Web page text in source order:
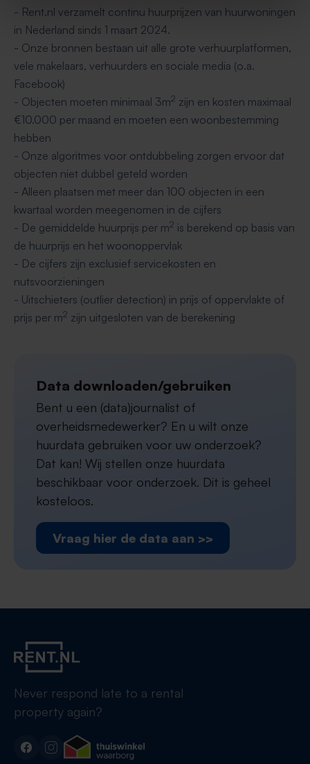
- Rent.nl verzamelt continu huurprijzen van huurwoningen
in Nederland sinds 1 maart 2024.
- Onze bronnen bestaan uit alle grote verhuurplatformen,
vele makelaars, verhuurders en sociale media (o.a.
Facebook)
- Objecten moeten minimaal 3m2 zijn en kosten maximaal
€10.000 per maand en moeten een woonbestemming
hebben
- Onze algoritmes voor ontdubbeling zorgen ervoor dat
objecten niet dubbel geteld worden
- Alleen plaatsen met meer dan 100 objecten in een
kwartaal worden meegenomen in de cijfers
- De gemiddelde huurprijs per m2 is berekend op basis van
de huurprijs en het woonoppervlak
- De cijfers zijn exclusief servicekosten en
nutsvoorzieningen
- Uitschieters (outlier detection) in prijs of oppervlakte of
prijs per m2 zijn uitgesloten van de berekening
Data downloaden/gebruiken
Bent u een (data)journalist of
overheidsmedewerker? En u wilt onze
huurdata gebruiken voor uw onderzoek?
Dat kan! Wij stellen onze huurdata
beschikbaar voor onderzoek. Dit is geheel
kosteloos.
Vraag hier de data aan >>
Never respond late to a rental
property again?